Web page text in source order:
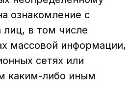
ознакомление с
лиц, в том числе
массовой информации,
сетях или
каким-либо иным